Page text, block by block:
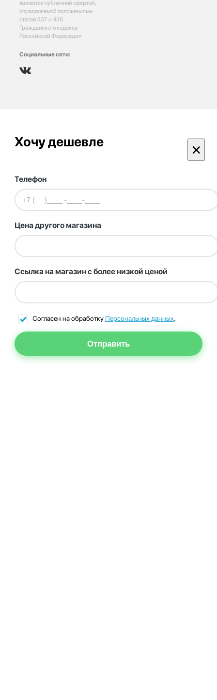
являются публичной офертой,
определяемой положениями
статей 437 и 435
Гражданского кодекса
Российской Федерации
Социальные сети:
Хочу дешевле ×
Телефон
Цена другого магазина
Ссылка на магазин с более низкой ценой
Согласен на обработку Персональных данных.
Отправить